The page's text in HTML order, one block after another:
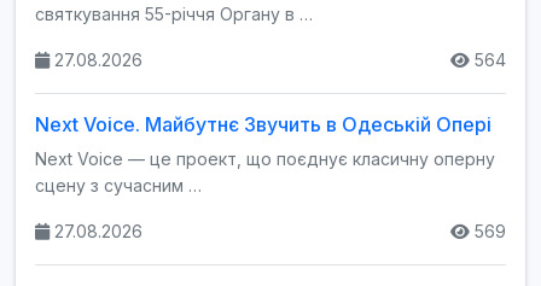
святкування 55-річчя Органу в …
27.08.2026 564
Next Voice. Майбутнє Звучить в Одеській Опері
Next Voice — це проект, що поєднує класичну оперну
сцену з сучасним …
27.08.2026 569